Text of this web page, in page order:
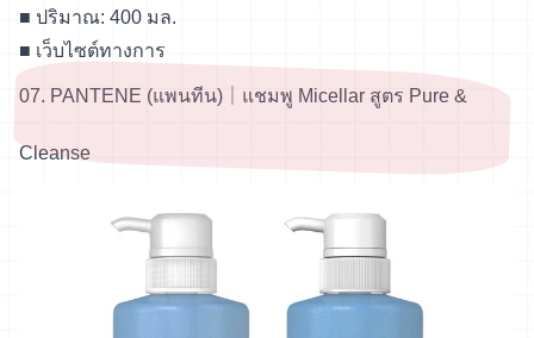
■ ปริมาณ: 400 มล.
■ เว็บไซต์ทางการ
07. PANTENE (แพนทีน)｜แชมพู Micellar สูตร Pure &
Cleanse